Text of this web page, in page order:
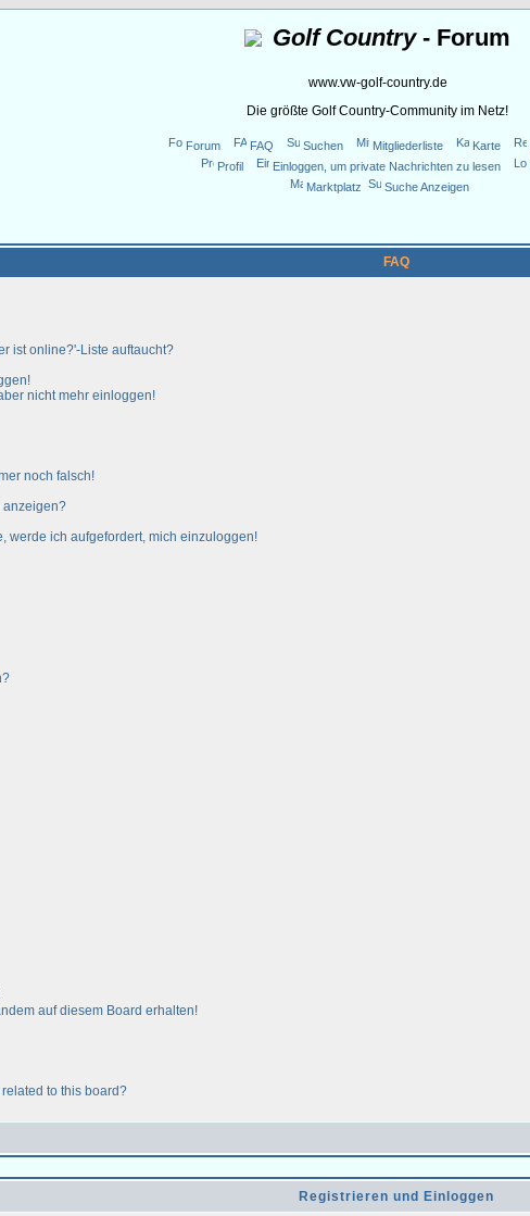
Golf Country- Forum
www.vw-golf-country.de
Die größte Golf Country-Community im Netz!
Forum FAQ Suchen Mitgliederliste Karte
Profil
Einloggen, um private Nachrichten zu lesen
Marktplatz
Suche Anzeigen
FAQ
ist online?'-Liste auftaucht?
nicht mehr einloggen!
noch falsch!
anzeigen?
werde ich aufgefordert, mich einzuloggen!
auf diesem Board erhalten!
to this board?
Registrieren und Einloggen